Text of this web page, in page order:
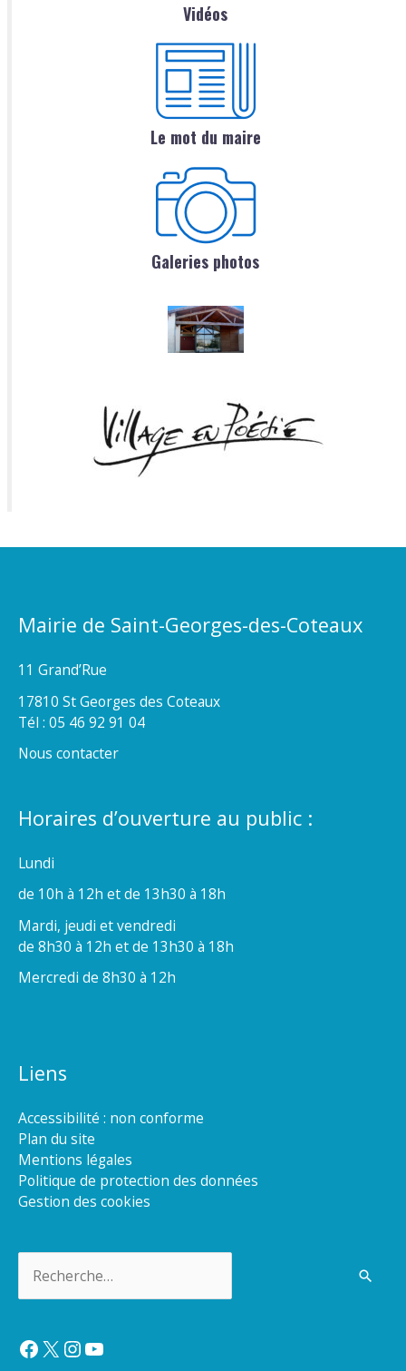
Vidéos
Le mot du maire
Galeries photos
Mairie de Saint-Georges-des-Coteaux
11 Grand’Rue
17810 St Georges des Coteaux
Tél : 05 46 92 91 04
Nous contacter
Horaires d’ouverture au public :
Lundi
de 10h à 12h et de 13h30 à 18h
Mardi, jeudi et vendredi
de 8h30 à 12h et de 13h30 à 18h
Mercredi de 8h30 à 12h
Liens
Accessibilité : non conforme
Plan du site
Mentions légales
Politique de protection des données
Gestion des cookies
Facebook
X Instagram
YouTube